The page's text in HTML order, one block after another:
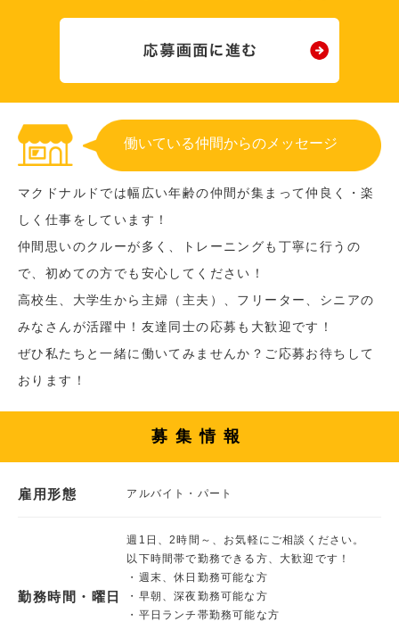
働いている仲間からのメッセージ
マクドナルドでは幅広い年齢の仲間が集まって仲良く・楽
しく仕事をしています！
仲間思いのクルーが多く、トレーニングも丁寧に行うの
で、初めての方でも安心してください！
高校生、大学生から主婦（主夫）、フリーター、シニアの
みなさんが活躍中！友達同士の応募も大歓迎です！
ぜひ私たちと一緒に働いてみませんか？ご応募お待ちして
おります！
募集情報
雇用形態 アルバイト・パート
勤務時間・曜日
週1日、2時間～、お気軽にご相談ください。
以下時間帯で勤務できる方、大歓迎です！
・週末、休日勤務可能な方
・早朝、深夜勤務可能な方
・平日ランチ帯勤務可能な方